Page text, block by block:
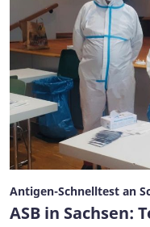
Antigen-Schnelltest an
ASB in Sachsen: